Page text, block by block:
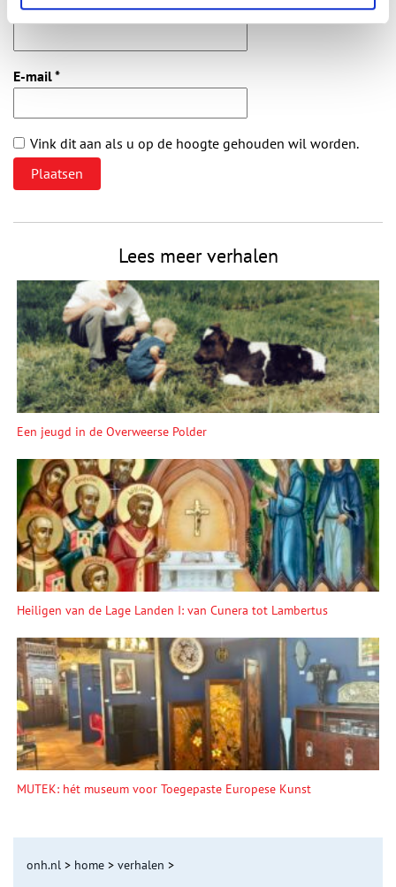
Naam*
E-mail*
Vink dit aan als u op de hoogte gehouden wil worden.
Lees meer verhalen
Een jeugd in de Overweerse Polder
Heiligen van de Lage Landen I: van Cunera tot Lambertus
MUTEK: hét museum voor Toegepaste Europese Kunst
onh.nl > home > verhalen >